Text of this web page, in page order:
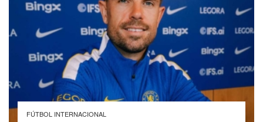
FÚTBOL INTERNACIONAL